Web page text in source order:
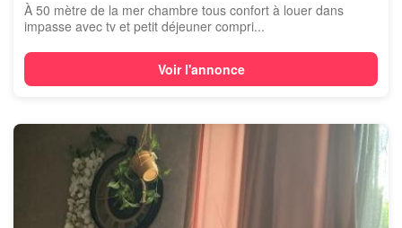
À 50 mètre de la mer chambre tous confort à louer dans
impasse avec tv et petit déjeuner compri...
Voir l'annonce